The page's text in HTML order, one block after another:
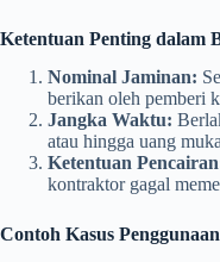
Ketentuan Penting dalam
Nominal Jaminan:
berikan oleh pemberi
Jangka Waktu:
atau hingga uang
Ketentuan
kontraktor gagal
Contoh Kasus